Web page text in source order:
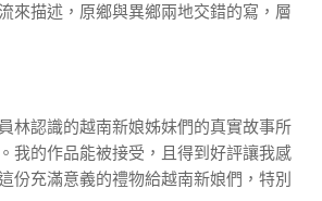
來描述，原鄉與異鄉兩地交錯的寫，層
林認識的越南新娘姊妹們的真實故事所
我的作品能被接受，且得到好評讓我感
份充滿意義的禮物給越南新娘們，特別